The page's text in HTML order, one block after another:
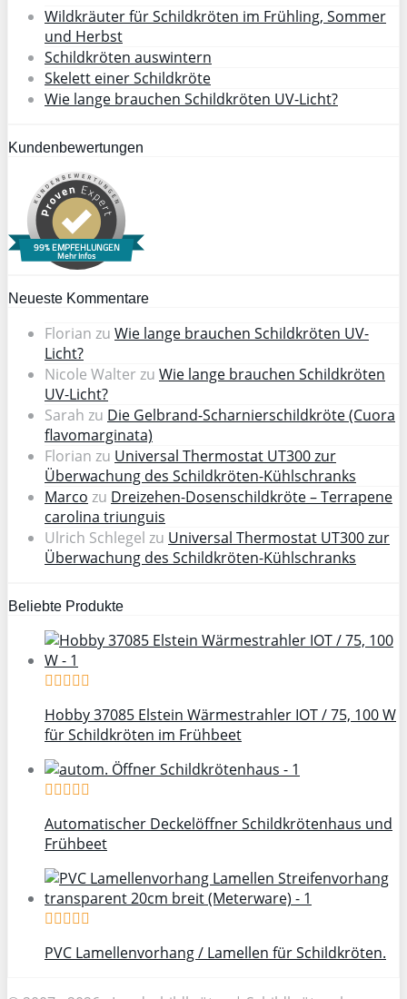
Wildkräuter für Schildkröten im Frühling, Sommer
und Herbst
Schildkröten auswintern
Skelett einer Schildkröte
Wie lange brauchen Schildkröten UV-Licht?
Kundenbewertungen
99% EMPFEHLUNGEN
Mehr Infos
Neueste Kommentare
Florian zu Wie lange brauchen Schildkröten UV-
Licht?
Nicole Walter zu Wie lange brauchen Schildkröten
UV-Licht?
Sarah zu Die Gelbrand-Scharnierschildkröte (Cuora
flavomarginata)
Florian zu Universal Thermostat UT300 zur
Überwachung des Schildkröten-Kühlschranks
Marco zu Dreizehen-Dosenschildkröte – Terrapene
carolina triunguis
Ulrich Schlegel zu Universal Thermostat UT300 zur
Überwachung des Schildkröten-Kühlschranks
Beliebte Produkte
Hobby 37085 Elstein Wärmestrahler IOT / 75, 100 W
für Schildkröten im Frühbeet
Automatischer Deckelöffner Schildkrötenhaus und
Frühbeet
PVC Lamellenvorhang / Lamellen für Schildkröten.